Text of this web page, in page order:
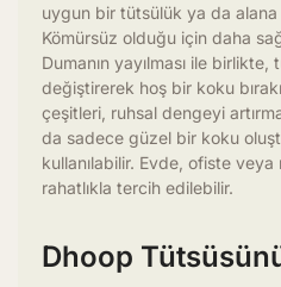
uygun bir tütsülük ya da
Kömürsüz olduğu için daha
Dumanın yayılması ile birlikte,
değiştirerek hoş bir koku
çeşitleri, ruhsal dengeyi
da sadece güzel bir koku
kullanılabilir. Evde, ofiste veya
rahatlıkla tercih edilebilir.
Dhoop